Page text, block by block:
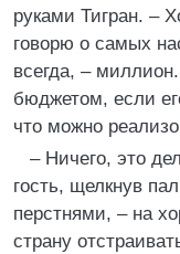
руками Тигран. –
говорю о самых
всегда, –
бюджетом, если
что можно
– Ничего, это
гость, щелкнув
перстнями, – на
страну